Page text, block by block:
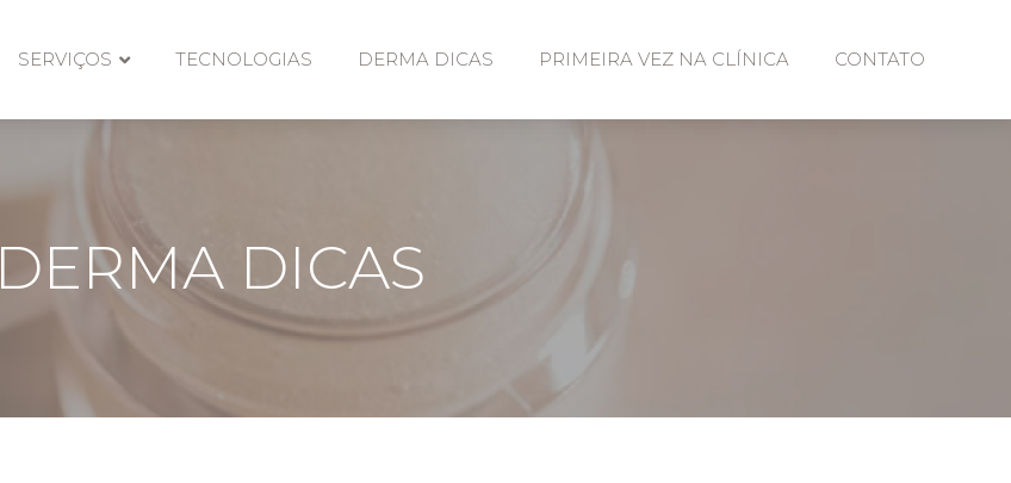
SERVIÇOS TECNOLOGIAS DERMA DICAS PRIMEIRA VEZ NA CLÍNICA CONTATO
DERMA DICAS